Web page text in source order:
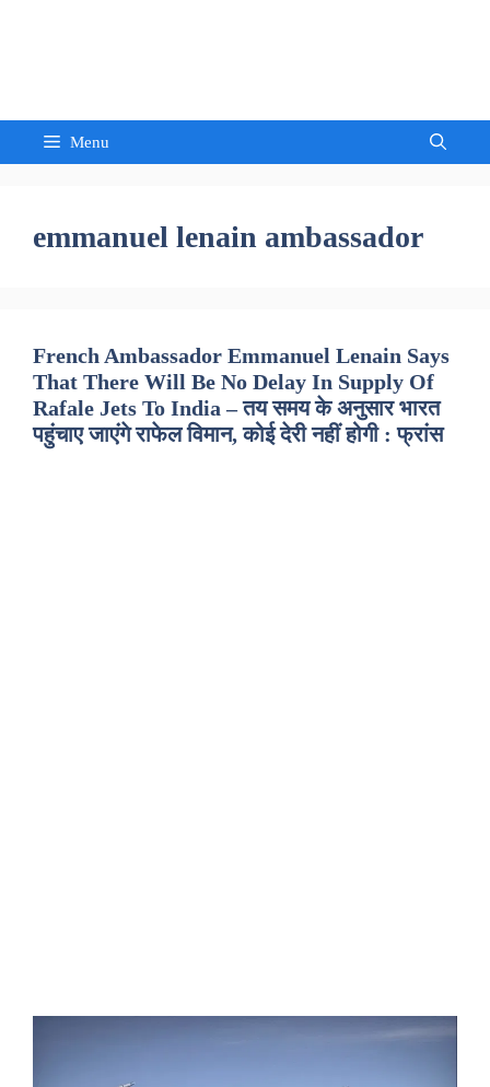
Menu
emmanuel lenain ambassador
French Ambassador Emmanuel Lenain Says
That There Will Be No Delay In Supply Of
Rafale Jets To India – तय समय के अनुसार भारत
पहुंचाए जाएंगे राफेल विमान, कोई देरी नहीं होगी : फ्रांस